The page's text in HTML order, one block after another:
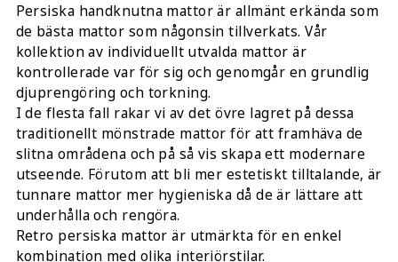
Persiska handknutna mattor är allmänt erkända som
de bästa mattor som någonsin tillverkats. Vår
kollektion av individuellt utvalda mattor är
kontrollerade var för sig och genomgår en grundlig
djuprengöring och torkning.
I de flesta fall rakar vi av det övre lagret på dessa
traditionellt mönstrade mattor för att framhäva de
slitna områdena och på så vis skapa ett modernare
utseende. Förutom att bli mer estetiskt tilltalande, är
tunnare mattor mer hygieniska då de är lättare att
underhålla och rengöra.
Retro persiska mattor är utmärkta för en enkel
kombination med olika interiörstilar.